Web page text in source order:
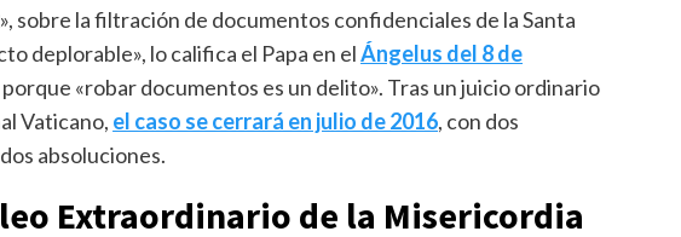
sobre la filtración de documentos confidenciales de la Santa
deplorable», lo califica el Papa en elÁngelus del 8 de
porque «robar documentos es un delito». Tras un juicio ordinario
Vaticano, el caso se cerrará en julio de 2016, con dos
absoluciones.
Extraordinario de la Misericordia